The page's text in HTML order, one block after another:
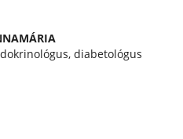
diabetológus